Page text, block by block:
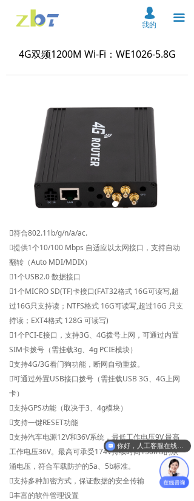
끀
首页
资料下载
服务支持
新闻中心
在线购买
联系我们
云平台
英文版
넙
我的
4G双频1200M Wi-Fi：WE1026-5.8G
符合802.11b/g/n/a/ac.
提供1个10/100 Mbps 自适应以太网接口，支持自动
翻转（Auto MDI/MDIX）
1个USB2.0 数据接口
1个MICRO SD(TF)卡接口(FAT32格式 16G可读写,超
过16G只支持读；NTFS格式 16G可读写,超过16G 只支
持读；EXT4格式 128G 可读写)
1个PCI-E接口，支持3G、4G拨号上网，可通过内置
SIM卡拨号（需挂载3g、4g PCIE模块）
支持4G/3G看门狗功能，断网自动重拨。
可通过外置USB接口拨号（需挂载USB 3G、4G上网
卡）
支持GPS功能（取决于3、4g模块）
支持一键RESET功能
支持汽车电源12V和36V系统，最低工作电压9V,最高
工作电压36V。最高可承受174V持续时间150ms的浪
涌电压，符合车载防护的5a、5b标准。
支持多种加密方式，保证数据的安全传输
丰富的软件管理设置
你好，人工客服在线吗？